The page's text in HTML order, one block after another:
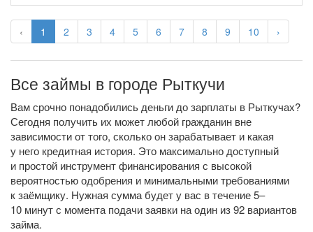
‹ 1 2 3 4 5 6 7 8 9 10 ›
Все займы в городе Рыткучи
Вам срочно понадобились деньги до зарплаты в Рыткучах?
Сегодня получить их может любой гражданин вне
зависимости от того, сколько он зарабатывает и какая
у него кредитная история. Это максимально доступный
и простой инструмент финансирования с высокой
вероятностью одобрения и минимальными требованиями
к заёмщику. Нужная сумма будет у вас в течение 5–
10 минут с момента подачи заявки на один из 92 вариантов
займа.